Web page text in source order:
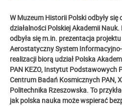
W Muzeum Historii Polski odbyły
działalności Polskiej Akademii
odbyła się m.in. prezentacja
Aerostatyczny System
realizacji biorą udział Polska
PAN KEZO, Instytut Podstawowych
Centrum Badań Kosmicznych PAN,
Politechnika Rzeszowska. To
jak polska nauka może wspierać